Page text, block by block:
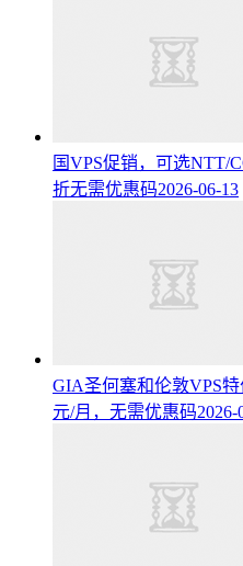
国VPS促销，可选NTT/
折无需优惠码2026-06-13
GIA圣何塞和伦敦VPS特
元/月，无需优惠码2026-